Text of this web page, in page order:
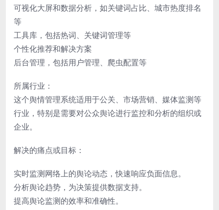
可视化大屏和数据分析，如关键词占比、城市热度排名
等
工具库，包括热词、关键词管理等
个性化推荐和解决方案
后台管理，包括用户管理、爬虫配置等
所属行业：
这个舆情管理系统适用于公关、市场营销、媒体监测等
行业，特别是需要对公众舆论进行监控和分析的组织或
企业。
解决的痛点或目标：
实时监测网络上的舆论动态，快速响应负面信息。
分析舆论趋势，为决策提供数据支持。
提高舆论监测的效率和准确性。